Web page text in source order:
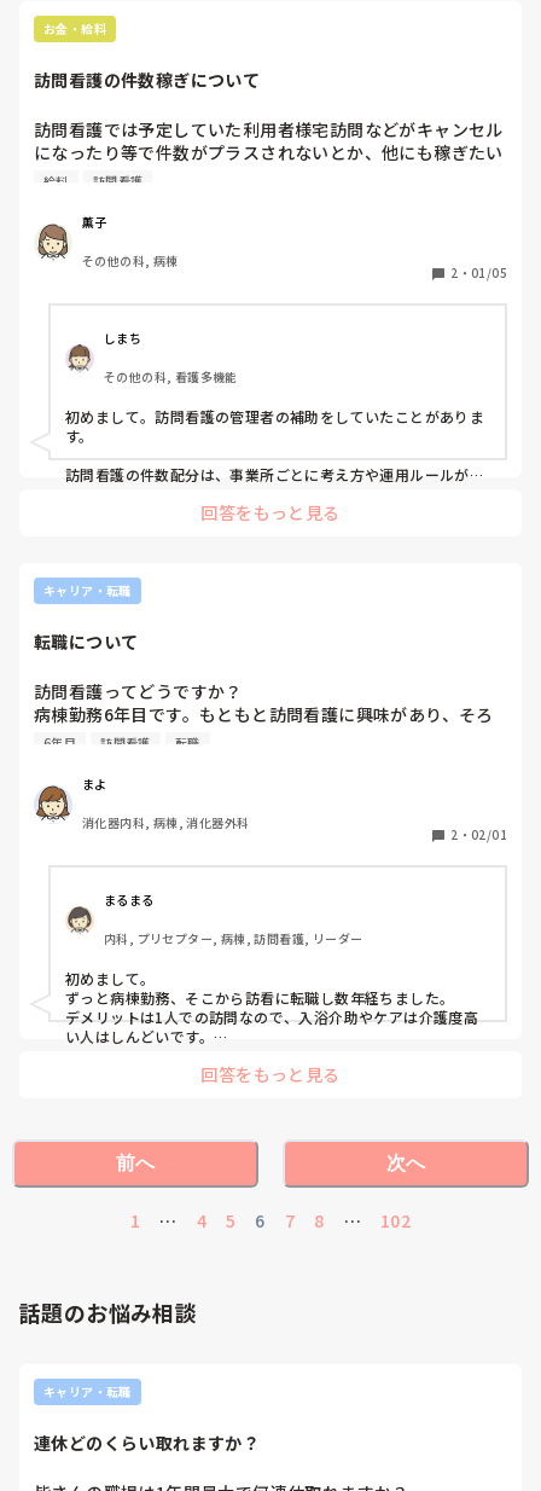
お金・給料
訪問看護の件数稼ぎについて
訪問看護では予定していた利用者様宅訪問などがキャンセル
になったり等で件数がプラスされないとか、他にも稼ぎたい
スタッフがいる中でどのように件数を均等に割り当てている
対に譲り合い等で思ったよりも稼げない等あったりするので
しょうか？
給料 訪問看護
薫子
その他の科, 病棟
2 ・ 01/05
しまち
その他の科, 看護多機能
初めまして。訪問看護の管理者の補助をしていたことがありま
す。
訪問看護の件数配分は、事業所ごとに考え方や運用ルールがか
多くの事業所では、利用者様の状態・必要なケア内容・曜日固
そのため、「均等に件数を割り当てる」というよりは、安全性
や継続性を優先した結果として偏りが出ることも少なくありま
また、急なキャンセルが出た場合も、移動距離や時間の都合で
日もあります。
稼ぎたいスタッフが多い場合でも、実際には全員の希望を完全
に満たすのは難しく、
感じるケースもあると思います。
件数や収入面を重視する場合は、
・キャンセル時の対応
などを、事前に管理者へ確認しておくことが大切だと感じまし
た。
回答をもっと見る
キャリア・転職
転職について
訪問看護ってどうですか？
病棟勤務6年目です。もともと訪問看護に興味があり、そろ
そろ転職を考えています。
い
6年目 訪問看護 転職
まよ
消化器内科, 病棟, 消化器外科
2 ・ 02/01
まるまる
内科, プリセプター, 病棟, 訪問看護, リーダー
初めまして。
ずっと病棟勤務、そこから訪看に転職し数年経ちました。
デメリットは1人での訪問なので、入浴介助やケアは介護度高
い人はしんどいです。
ので、見落としなどあればどかっと責任がのしかかるし、私は
から関係築いていかないといけない。
メリットは、夜勤なしでも給料がいいこと、勤務場所によって
は土日祝休み、幅広く学べる、時間内は1人の患者様に集中し
私の職場は他にも条件的に良いところもあり、しんどいなと思
回答をもっと見る
前へ
1 … 4 5 6 7 8 … 102
次へ
話題のお悩み相談
キャリア・転職
連休どのくらい取れますか？